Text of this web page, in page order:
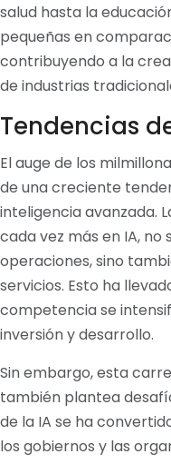
salud hasta la
pequeñas en
contribuyendo a la
de industrias
Tendencias
El auge de los
de una creciente
inteligencia avanzada.
cada vez más en IA,
operaciones, sino
servicios. Esto ha
competencia se
inversión y desarrollo.
Sin embargo, esta
también plantea
de la IA se ha
los gobiernos y las